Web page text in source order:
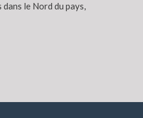
le Nord du pays,